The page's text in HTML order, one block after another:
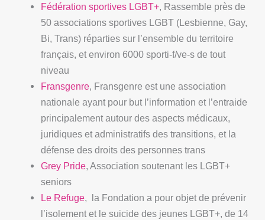
Fédération sportives LGBT+ , Rassemble près de
50 associations sportives LGBT (Lesbienne, Gay,
Bi, Trans) réparties sur l’ensemble du territoire
français, et environ 6000 sporti-f/ve-s de tout
niveau
Fransgenre , Fransgenre est une association
nationale ayant pour but l’information et l’entraide
principalement autour des aspects médicaux,
juridiques et administratifs des transitions, et la
défense des droits des personnes trans
Grey Pride , Association soutenant les LGBT+
seniors
Le Refuge
la Fondation a pour objet de prévenir
l’isolement et le suicide des jeunes LGBT+, de 14